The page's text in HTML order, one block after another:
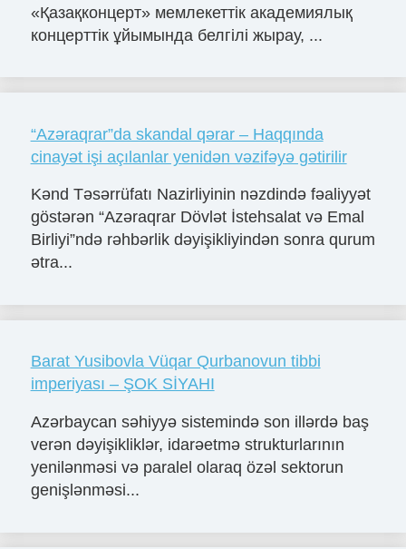
«Қазақконцерт» мемлекеттік академиялық
концерттік ұйымында белгілі жырау, ...
“Azəraqrar”da skandal qərar – Haqqında
cinayət işi açılanlar yenidən vəzifəyə gətirilir
Kənd Təsərrüfatı Nazirliyinin nəzdində fəaliyyət
göstərən “Azəraqrar Dövlət İstehsalat və Emal
Birliyi”ndə rəhbərlik dəyişikliyindən sonra qurum
ətra...
Barat Yusibovla Vüqar Qurbanovun tibbi
imperiyası – ŞOK SİYAHI
Azərbaycan səhiyyə sistemində son illərdə baş
verən dəyişikliklər, idarəetmə strukturlarının
yenilənməsi və paralel olaraq özəl sektorun
genişlənməsi...